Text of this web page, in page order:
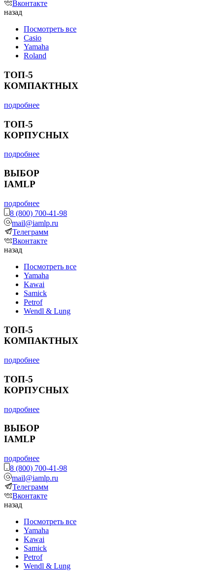
Вконтакте
назад
Посмотреть все
Casio
Yamaha
Roland
ТОП-5
КОМПАКТНЫХ
подробнее
ТОП-5
КОРПУСНЫХ
подробнее
ВЫБОР
IAMLP
подробнее
8 (800) 700-41-98
mail@iamlp.ru
Телеграмм
Вконтакте
назад
Посмотреть все
Yamaha
Kawai
Samick
Petrof
Wendl & Lung
ТОП-5
КОМПАКТНЫХ
подробнее
ТОП-5
КОРПУСНЫХ
подробнее
ВЫБОР
IAMLP
подробнее
8 (800) 700-41-98
mail@iamlp.ru
Телеграмм
Вконтакте
назад
Посмотреть все
Yamaha
Kawai
Samick
Petrof
Wendl & Lung